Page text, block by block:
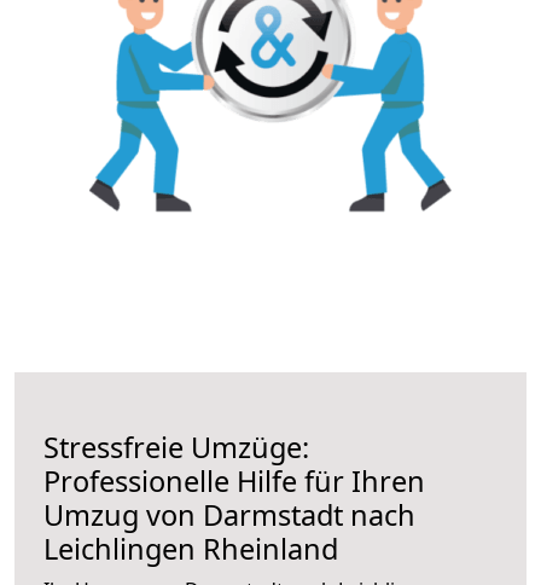
Stressfreie Umzüge:
Professionelle Hilfe für Ihren
Umzug von Darmstadt nach
Leichlingen Rheinland